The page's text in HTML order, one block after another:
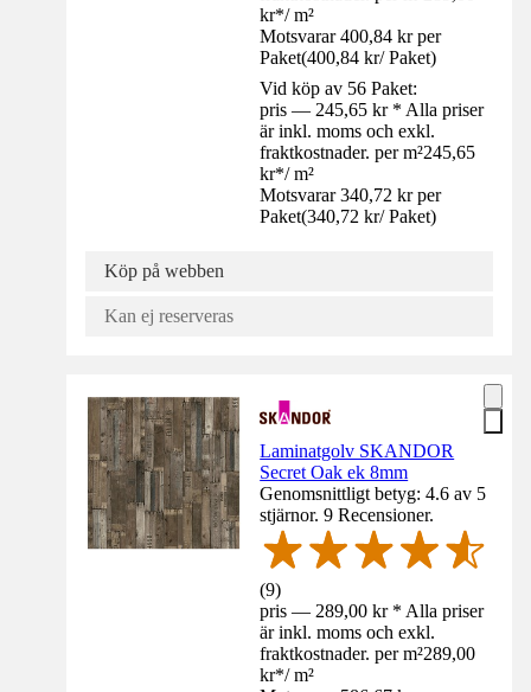
kr*/ m²
Motsvarar 400,84 kr per
Paket(400,84 kr/ Paket)
Vid köp av 56 Paket:
pris — 245,65 kr * Alla priser
är inkl. moms och exkl.
fraktkostnader. per m²245,65
kr*/ m²
Motsvarar 340,72 kr per
Paket(340,72 kr/ Paket)
Köp på webben
Kan ej reserveras
Laminatgolv SKANDOR
Secret Oak ek 8mm
Genomsnittligt betyg: 4.6 av 5
stjärnor. 9 Recensioner.
(9)
pris — 289,00 kr * Alla priser
är inkl. moms och exkl.
fraktkostnader. per m²289,00
kr*/ m²